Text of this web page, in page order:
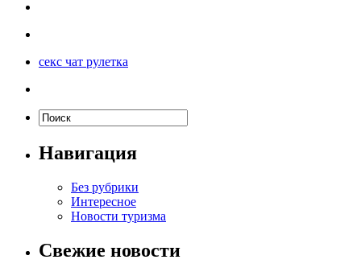
секс чат рулетка
Навигация
Без рубрики
Интересное
Новости туризма
Свежие новости